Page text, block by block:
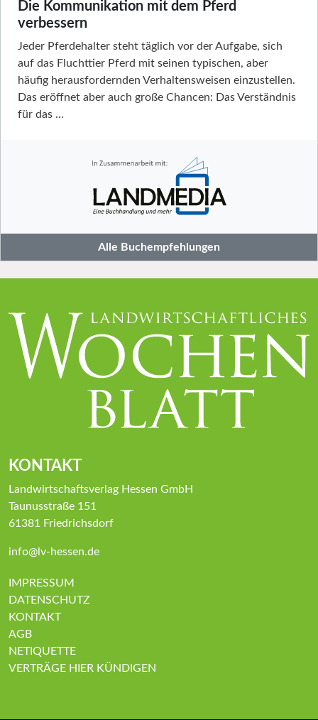
Die Kommunikation mit dem Pferd
verbessern
Jeder Pferdehalter steht täglich vor der Aufgabe, sich
auf das Fluchttier Pferd mit seinen typischen, aber
häufig herausfordernden Verhaltensweisen einzustellen.
Das eröffnet aber auch große Chancen: Das Verständnis
für das …
Alle Buchempfehlungen
KONTAKT
Landwirtschaftsverlag Hessen GmbH
Taunusstraße 151
61381 Friedrichsdorf
info@lv-hessen.de
IMPRESSUM
DATENSCHUTZ
KONTAKT
AGB
NETIQUETTE
VERTRÄGE HIER KÜNDIGEN